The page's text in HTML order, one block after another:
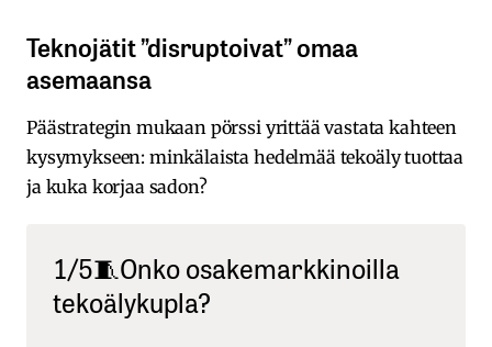
Teknojätit ”disruptoivat” omaa
asemaansa
Päästrategin mukaan pörssi yrittää vastata kahteen
kysymykseen: minkälaista hedelmää tekoäly tuottaa
ja kuka korjaa sadon?
1/5🧵Onko osakemarkkinoilla
tekoälykupla?